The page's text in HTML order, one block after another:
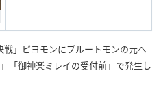
」ピヨモンにプルートモンの元へ
「御神楽ミレイの受付前」で発生し